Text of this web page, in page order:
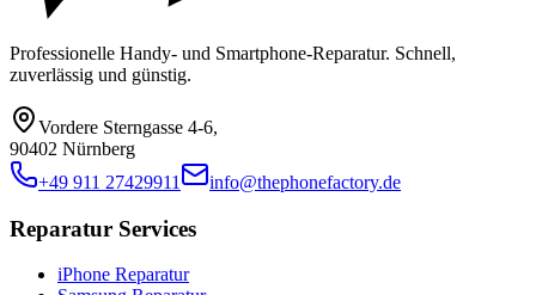
Professionelle Handy- und Smartphone-Reparatur. Schnell,
zuverlässig und günstig.
Vordere Sterngasse 4-6,
90402 Nürnberg
+49 911 27429911
info@thephonefactory.de
Reparatur Services
iPhone Reparatur